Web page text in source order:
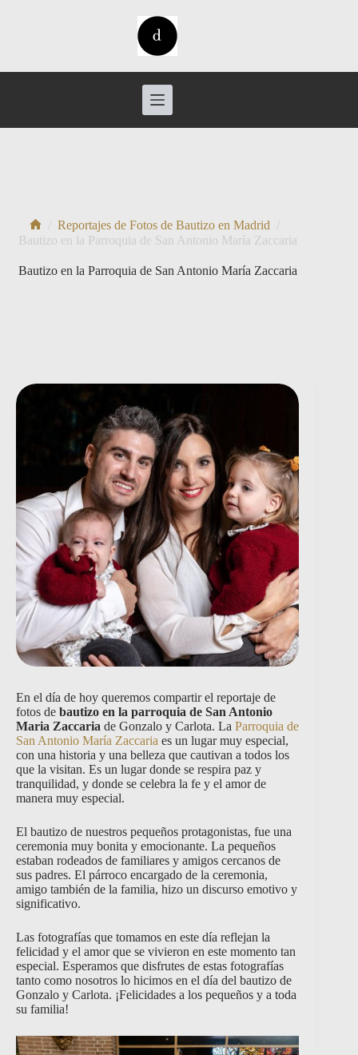
Inicio
Reportajes de Fotos de Bautizo en Madrid
Bautizo en la Parroquia de San Antonio María Zaccaria
Bautizo en la Parroquia de San Antonio María Zaccaria
En el día de hoy queremos compartir el reportaje de
fotos de bautizo en la parroquia de San Antonio
Maria Zaccaria de Gonzalo y Carlota. La Parroquia de
San Antonio María Zaccaria es un lugar muy especial,
con una historia y una belleza que cautivan a todos los
que la visitan. Es un lugar donde se respira paz y
tranquilidad, y donde se celebra la fe y el amor de
manera muy especial.
El bautizo de nuestros pequeños protagonistas, fue una
ceremonia muy bonita y emocionante. La pequeños
estaban rodeados de familiares y amigos cercanos de
sus padres. El párroco encargado de la ceremonia,
amigo también de la familia, hizo un discurso emotivo y
significativo.
Las fotografías que tomamos en este día reflejan la
felicidad y el amor que se vivieron en este momento tan
especial. Esperamos que disfrutes de estas fotografías
tanto como nosotros lo hicimos en el día del bautizo de
Gonzalo y Carlota. ¡Felicidades a los pequeños y a toda
su familia!